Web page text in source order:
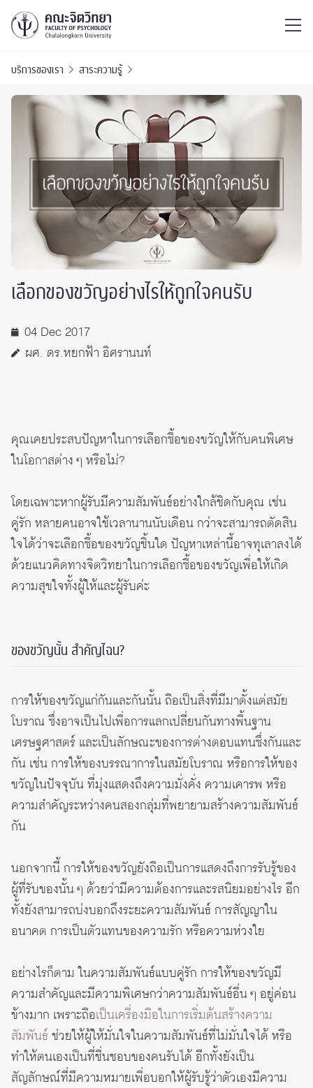
บริการของเรา สาระความรู้
เลือกของขวัญอย่างไรให้ถูกใจคนรับ
04 Dec 2017
ผศ. ดร.หยกฟ้า อิศรานนท์
คุณเคยประสบปัญหาในการเลือกซื้อของขวัญให้กับคนพิเศษ
ในโอกาสต่าง ๆ หรือไม่?
โดยเฉพาะหากผู้รับมีความสัมพันธ์อย่างใกล้ชิดกับคุณ เช่น
คู่รัก หลายคนอาจใช้เวลานานนับเดือน กว่าจะสามารถตัดสิน
ใจได้ว่าจะเลือกซื้อของขวัญชิ้นใด ปัญหาเหล่านี้อาจทุเลาลงได้
ด้วยแนวคิดทางจิตวิทยาในการเลือกซื้อของขวัญเพื่อให้เกิด
ความสุขใจทั้งผู้ให้และผู้รับค่ะ
ของขวัญนั้น สำคัญไฉน?
การให้ของขวัญแก่กันและกันนั้น ถือเป็นสิ่งที่มีมาตั้งแต่สมัย
โบราณ ซึ่งอาจเป็นไปเพื่อการแลกเปลี่ยนกันทางพื้นฐาน
เศรษฐศาสตร์ และเป็นลักษณะของการต่างตอบแทนซึ่งกันและ
กัน เช่น การให้ของบรรณาการในสมัยโบราณ หรือการให้ของ
ขวัญในปัจจุบัน ที่มุ่งแสดงถึงความมั่งคั่ง ความเคารพ หรือ
ความสำคัญระหว่างคนสองกลุ่มที่พยายามสร้างความสัมพันธ์
กัน
นอกจากนี้ การให้ของขวัญยังถือเป็นการแสดงถึงการรับรู้ของ
ผู้ที่รับของนั้น ๆ ด้วยว่ามีความต้องการและรสนิยมอย่างไร อีก
ทั้งยังสามารถบ่งบอกถึงระยะความสัมพันธ์ การสัญญาใน
อนาคต การเป็นตัวแทนของความรัก หรือความห่วงใย
อย่างไรก็ตาม ในความสัมพันธ์แบบคู่รัก การให้ของขวัญมี
ความสำคัญและมีความพิเศษกว่าความสัมพันธ์อื่น ๆ อยู่ค่อน
ข้างมาก เพราะถือเป็นเครื่องมือในการเริ่มต้นสร้างความ
สัมพันธ์ ช่วยให้ผู้ให้มั่นใจในความสัมพันธ์ที่ไม่มั่นใจได้ หรือ
ทำให้ตนเองเป็นที่ชื่นชอบของคนรับได้ อีกทั้งยังเป็น
สัญลักษณ์ที่มีความหมายเพื่อบอกให้ผู้รับรู้ว่าตัวเองมีความ